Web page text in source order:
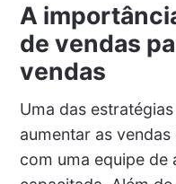
A
de vendas
vendas
Uma das
aumentar as
com uma equipe de